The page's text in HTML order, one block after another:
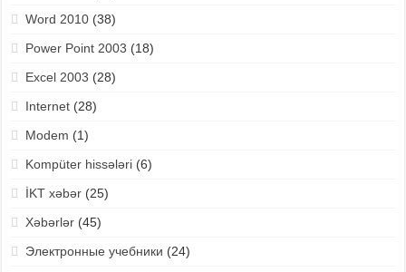
Word 2010(38)
Power Point 2003 (18)
Excel 2003 (28)
Internet(28)
Modem (1)
Kompüter hissələri(6)
İKT xəbər(25)
Xəbərlər(45)
Электронные учебники (24)